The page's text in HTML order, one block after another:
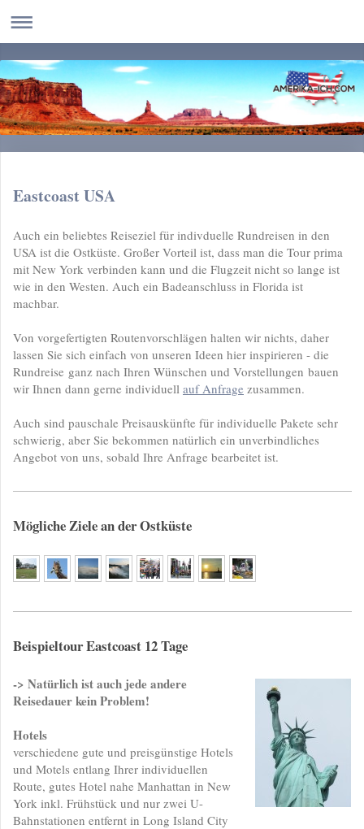
Eastcoast USA
Auch ein beliebtes Reiseziel für indivduelle Rundreisen in den
USA ist die Ostküste. Großer Vorteil ist, dass man die Tour prima
mit New York verbinden kann und die Flugzeit nicht so lange ist
wie in den Westen. Auch ein Badeanschluss in Florida ist
machbar.
Von vorgefertigten Routenvorschlägen halten wir nichts, daher
lassen Sie sich einfach von unseren Ideen hier inspirieren - die
Rundreise ganz nach Ihren Wünschen und Vorstellungen bauen
wir Ihnen dann gerne individuell auf Anfrage zusammen.
Auch sind pauschale Preisauskünfte für individuelle Pakete sehr
schwierig, aber Sie bekommen natürlich ein unverbindliches
Angebot von uns, sobald Ihre Anfrage bearbeitet ist.
Mögliche Ziele an der Ostküste
Beispieltour Eastcoast 12 Tage
-> Natürlich ist auch jede andere
Reisedauer kein Problem!
Hotels
verschiedene gute und preisgünstige Hotels
und Motels entlang Ihrer individuellen
Route, gutes Hotel nahe Manhattan in New
York inkl. Frühstück und nur zwei U-
Bahnstationen entfernt in Long Island City